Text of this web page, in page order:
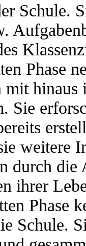
Schule.
Phase
mit hinaus
Sie
weitere
durch die
ihrer
Phase
Schule.